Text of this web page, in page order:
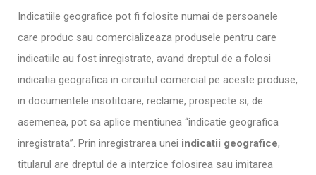
Indicatiile geografice pot fi folosite numai de persoanele
care produc sau comercializeaza produsele pentru care
indicatiile au fost inregistrate, avand dreptul de a folosi
indicatia geografica in circuitul comercial pe aceste produse,
in documentele insotitoare, reclame, prospecte si, de
asemenea, pot sa aplice mentiunea “indicatie geografica
inregistrata”. Prin inregistrarea unei indicatii geografice,
titularul are dreptul de a interzice folosirea sau imitarea